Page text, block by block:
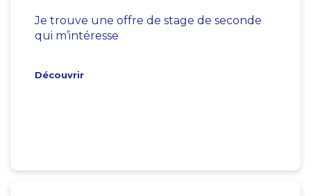
Je trouve une offre de stage de seconde
qui m’intéresse
Découvrir